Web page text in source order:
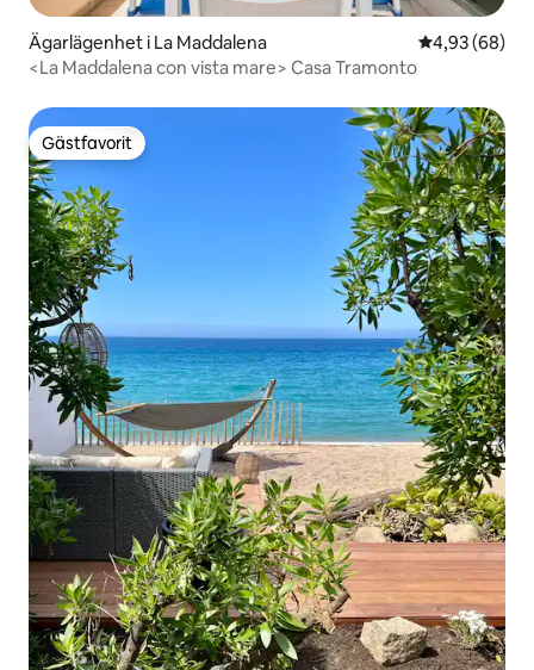
Ägarlägenhet i La Maddalena 4,93 av 5 i
4,93 (68)
<La Maddalena con vista mare> Casa Tramonto
Gästfavorit
Gästfavorit